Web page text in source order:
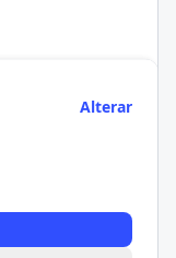
Alterar